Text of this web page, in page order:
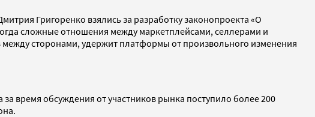
Григоренко взялись за разработку законопроекта «О
сложные отношения между маркетплейсами, селлерами и
сторонами, удержит платформы от произвольного изменения
время обсуждения от участников рынка поступило более 200